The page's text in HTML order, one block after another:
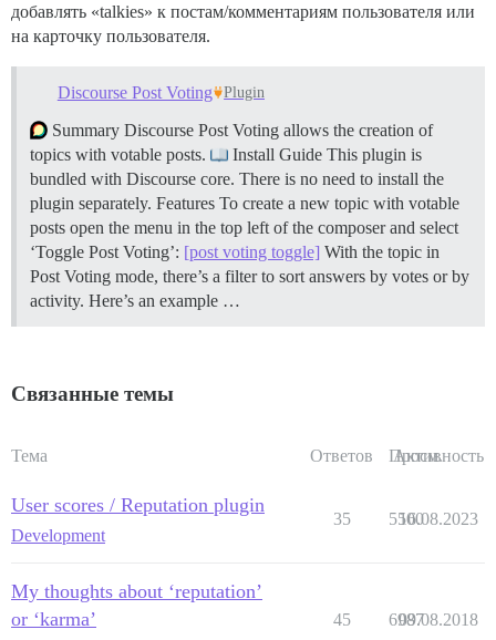
добавлять «talkies» к постам/комментариям пользователя или
на карточку пользователя.
Discourse Post Voting Plugin
Summary Discourse Post Voting allows the creation of
topics with votable posts.
Install Guide This plugin is
bundled with Discourse core. There is no need to install the
plugin separately. Features To create a new topic with votable
posts open the menu in the top left of the composer and select
‘Toggle Post Voting’: [post voting toggle] With the topic in
Post Voting mode, there’s a filter to sort answers by votes or by
activity. Here’s an example …
Связанные темы
Тема Ответов Просм.
Активность
User scores / Reputation plugin
Development
35 5500
16.08.2023
My thoughts about ‘reputation’
or ‘karma’
45 6987
09.08.2018